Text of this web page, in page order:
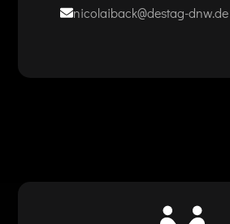
nicolaiback@destag-dnw.de